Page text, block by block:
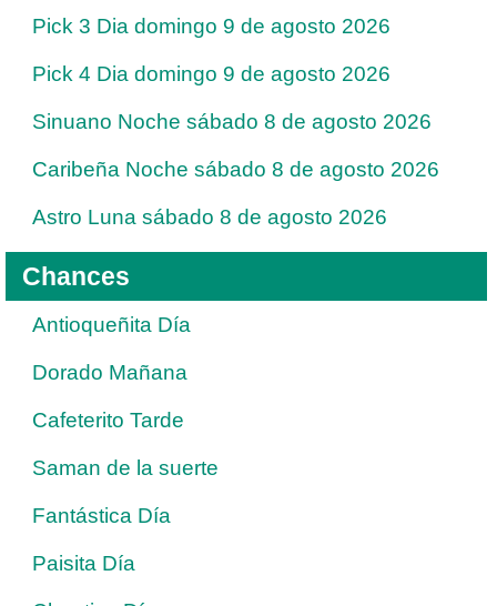
Pick 3 Dia domingo 9 de agosto 2026
Pick 4 Dia domingo 9 de agosto 2026
Sinuano Noche sábado 8 de agosto 2026
Caribeña Noche sábado 8 de agosto 2026
Astro Luna sábado 8 de agosto 2026
Chances
Antioqueñita Día
Dorado Mañana
Cafeterito Tarde
Saman de la suerte
Fantástica Día
Paisita Día